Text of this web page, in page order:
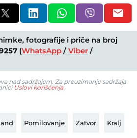
fotografije i priče na broj
(WhatsApp /Viber /
nad sadržajem. Za preuzimanje sadržaja
Uslovi korišćenja.
Pomilovanje Zatvor Kralj